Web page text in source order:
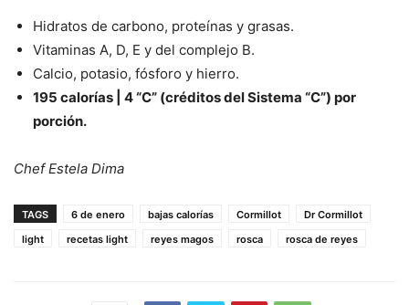
Hidratos de carbono, proteínas y grasas.
Vitaminas A, D, E y del complejo B.
Calcio, potasio, fósforo y hierro.
195 calorías | 4 “C” (créditos del Sistema “C”) por
porción.
Chef Estela Dima
TAGS 6 de enero bajas calorías Cormillot
Dr Cormillot
light
recetas light reyes magos rosca rosca de reyes